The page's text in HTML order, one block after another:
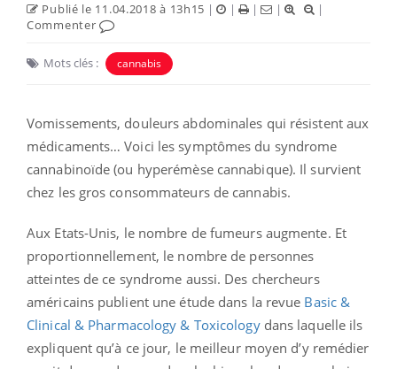
Publié le 11.04.2018 à 13h15 | | | |
|
Commenter
Mots clés : cannabis
Vomissements, douleurs abdominales qui résistent aux
médicaments… Voici les symptômes du syndrome
cannabinoïde (ou hyperémèse cannabique). Il survient
chez les gros consommateurs de cannabis.
Aux Etats-Unis, le nombre de fumeurs augmente. Et
proportionnellement, le nombre de personnes
atteintes de ce syndrome aussi. Des chercheurs
américains publient une étude dans la revue Basic &
Clinical & Pharmacology & Toxicologydans laquelle ils
expliquent qu’à ce jour, le meilleur moyen d’y remédier